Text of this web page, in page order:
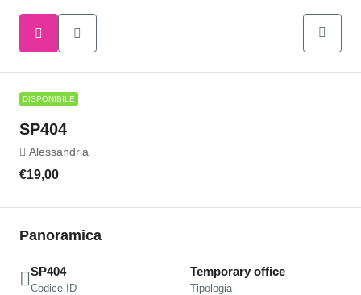
DISPONIBILE
SP404
Alessandria
€19,00
Panoramica
SP404
Codice ID
Temporary office
Tipologia